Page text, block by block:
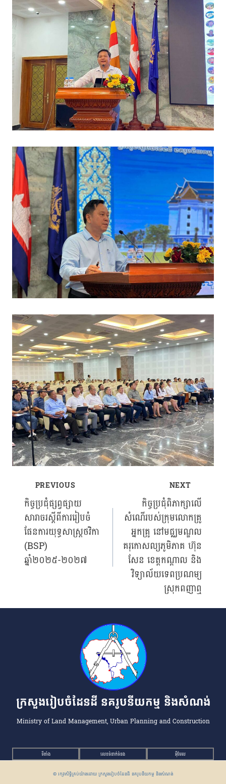
Post
navigation
PREVIOUS
កិច្ចប្រជុំផ្សព្វផ្សាយ
សារាចរស្តីពីការរៀបចំ
ផែនការយុទ្ធសាស្រ្តថវិកា
(BSP)
ឆ្នាំ២០២៥-២០២៧
NEXT
កិច្ចប្រជុំពិភាក្សាលើ
សំណើរបស់ក្រុមលោកគ្រូ
អ្នកគ្រូ នៅមជ្ឈមណ្ឌល
គរុកោសល្យភូមិភាគ ហ៊ុន
សែន ខេត្តកណ្ដាល និង
វិទ្យាល័យទេពប្រណម្យ
ស្រុកពញាឮ
ក្រសួងរៀបចំដែនដី នគរូបនីយកម្ម និងសំណង់
Ministry of Land Management, Urban Planning and Construction
ទីតាំង លេខទំនាក់ទំនង អ៉ីមែល
© រក្សាសិទ្ធិគ្រប់យ៉ាងដោយ ក្រសួងរៀបចំដែនដី នគរូបនីយកម្ម និងសំណង់